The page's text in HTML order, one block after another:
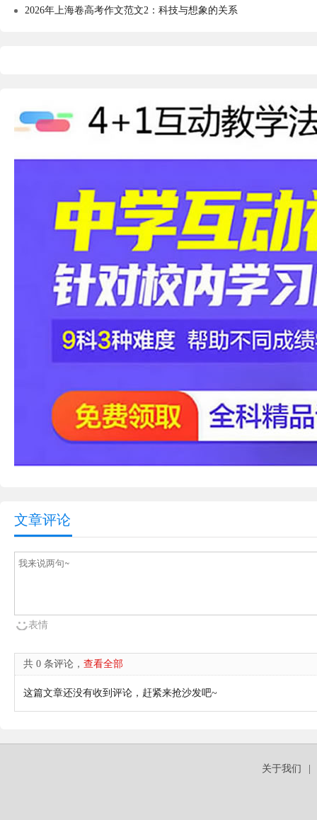
2026年上海卷高考作文范文2：科技与想象的关系
文章评论
表情
共 0 条评论， 查看全部
这篇文章还没有收到评论，赶紧来抢沙发吧~
关于我们